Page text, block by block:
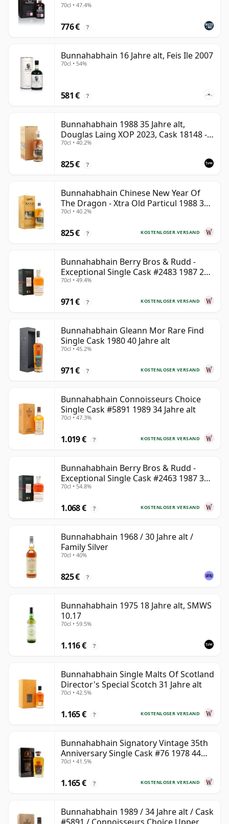
70cl • 47.4%
776 € ?
Bunnahabhain 16 Jahre alt, Feis Ile 2007
70cl • 54%
581 € ?
Bunnahabhain 1988 35 Jahre alt,
Douglas Laing XOP 2023, Cask 18148 -
The Year of the Dragon
70cl • 40.2%
825 € ?
Bunnahabhain Chinese New Year Of
The Dragon - Xtra Old Particul 1988 35
Jahre alt
70cl • 40.2%
KOSTENLOSER VERSAND
825 € ?
Bunnahabhain Berry Bros & Rudd -
Exceptional Single Cask #2483 1987 28
Jahre alt
70cl • 49.4%
KOSTENLOSER VERSAND
971 € ?
Bunnahabhain Gleann Mor Rare Find
Single Cask 1980 40 Jahre alt
70cl • 45.2%
KOSTENLOSER VERSAND
971 € ?
Bunnahabhain Connoisseurs Choice
Single Cask #5891 1989 34 Jahre alt
70cl • 47.3%
KOSTENLOSER VERSAND
1.019 € ?
Bunnahabhain Berry Bros & Rudd -
Exceptional Single Cask #2463 1987 31
Jahre alt
70cl • 54.8%
KOSTENLOSER VERSAND
1.068 € ?
Bunnahabhain 1968 / 30 Jahre alt /
Family Silver
70cl • 40%
825 € ?
Bunnahabhain 1975 18 Jahre alt, SMWS
10.17
70cl • 59.5%
1.116 € ?
Bunnahabhain Single Malts Of Scotland
Director's Special Scotch 31 Jahre alt
70cl • 42.5%
KOSTENLOSER VERSAND
1.165 € ?
Bunnahabhain Signatory Vintage 35th
Anniversary Single Cask #76 1978 44
Jahre alt
70cl • 41.5%
KOSTENLOSER VERSAND
1.165 € ?
Bunnahabhain 1989 / 34 Jahre alt / Cask